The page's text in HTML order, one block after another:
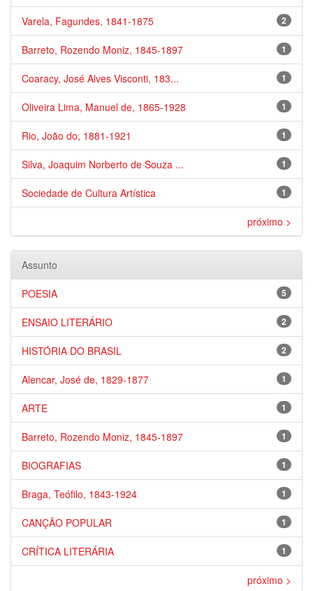
2
Varela, Fagundes, 1841-1875
1
Barreto, Rozendo Moniz, 1845-1897
1
Coaracy, José Alves Visconti, 183...
1
Oliveira Lima, Manuel de, 1865-1928
1
Rio, João do, 1881-1921
1
Silva, Joaquim Norberto de Souza ...
1
Sociedade de Cultura Artística
próximo >
Assunto
5
POESIA
2
ENSAIO LITERÁRIO
2
HISTÓRIA DO BRASIL
1
Alencar, José de, 1829-1877
1
ARTE
1
Barreto, Rozendo Moniz, 1845-1897
1
BIOGRAFIAS
1
Braga, Teófilo, 1843-1924
1
CANÇÃO POPULAR
1
CRÍTICA LITERÁRIA
próximo >